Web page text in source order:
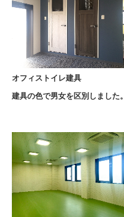
オフィストイレ建具
建具の色で男女を区別しました。